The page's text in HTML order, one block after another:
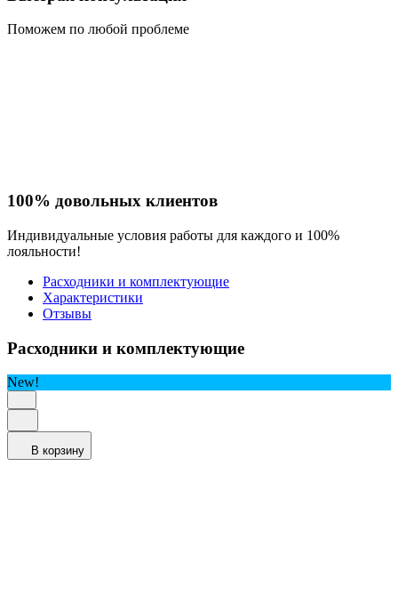
Поможем по любой проблеме
100% довольных клиентов
Индивидуальные условия работы для каждого и 100%
лояльности!
Расходники и комплектующие
Характеристики
Отзывы
Расходники и комплектующие
New!
В корзину